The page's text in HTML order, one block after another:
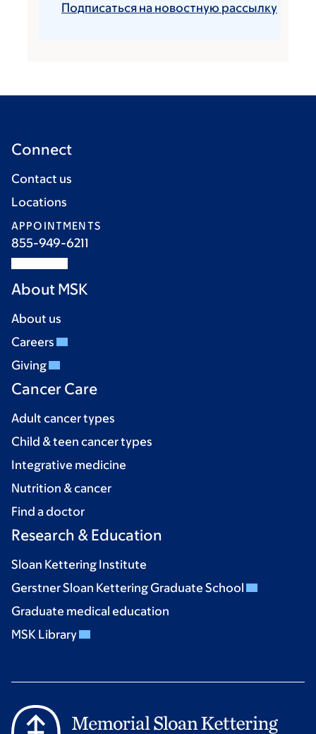
Подписаться на новостную рассылку
Connect
Contact us
Locations
APPOINTMENTS
855-949-6211
About MSK
About us
Careers
Giving
Cancer Care
Adult cancer types
Child & teen cancer types
Integrative medicine
Nutrition & cancer
Find a doctor
Research & Education
Sloan Kettering Institute
Gerstner Sloan Kettering Graduate School
Graduate medical education
MSK Library